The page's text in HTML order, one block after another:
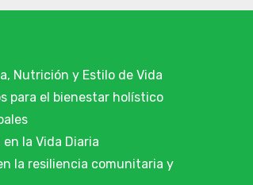
Nutrición y Estilo de Vida
para el bienestar holístico
la Vida Diaria
la resiliencia comunitaria y